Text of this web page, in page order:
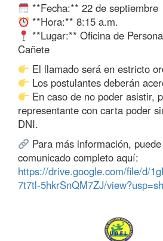
**Fecha:** 22 de septiembre
**Hora:** 8:15 a.m.
**Lugar:** Oficina de
Cañete
El llamado será en estricto
Los postulantes deberán
En caso de no poder asistir,
representante con carta poder
DNI.
Para más información,
comunicado completo aquí:
https://drive.google.com/file/d/
7t7tl-5hkrSnQM7ZJ/